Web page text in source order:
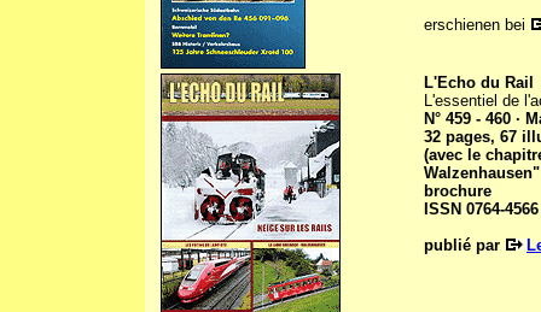
erschienen bei
L'Echo du Rail
L'essentiel de
N° 459 - 460 ·
32 pages, 67
(avec le
brochure
ISSN 0764-4566
publié par